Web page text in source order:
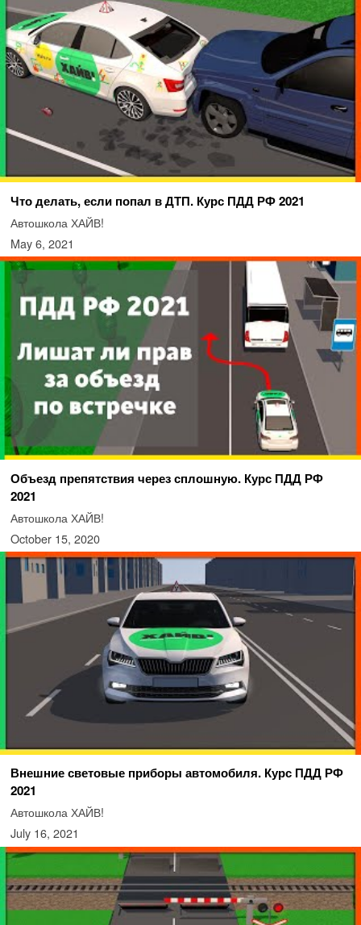
Что делать, если попал в ДТП. Курс ПДД РФ 2021
Автошкола ХАЙВ!
May 6, 2021
Объезд препятствия через сплошную. Курс ПДД РФ
2021
Автошкола ХАЙВ!
October 15, 2020
Внешние световые приборы автомобиля. Курс ПДД РФ
2021
Автошкола ХАЙВ!
July 16, 2021